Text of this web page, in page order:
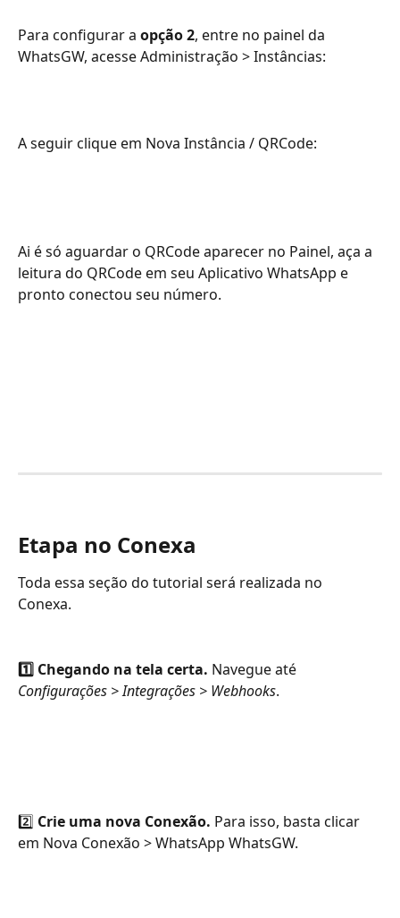
Para configurar a opção 2, entre no painel da
WhatsGW, acesse Administração > Instâncias:
A seguir clique em Nova Instância / QRCode:
Ai é só aguardar o QRCode aparecer no Painel, aça a
leitura do QRCode em seu Aplicativo WhatsApp e
pronto conectou seu número.
Etapa no Conexa
Toda essa seção do tutorial será realizada no
Conexa.
1️⃣ Chegando na tela certa. Navegue até
Configurações > Integrações > Webhooks.
2️⃣ Crie uma nova Conexão. Para isso, basta clicar
em Nova Conexão > WhatsApp WhatsGW.